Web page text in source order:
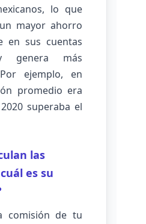
lo que
mayor ahorro
en sus cuentas
genera más
ejemplo, en
promedio era
superaba el
las
es su
comisión de tu